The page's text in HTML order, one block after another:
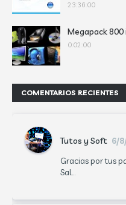
23:36:00
Megapack 800
0:02:00
COMENTARIOS RECIENTES
Tutos y Soft 6/
Gracias por tus
Sal...